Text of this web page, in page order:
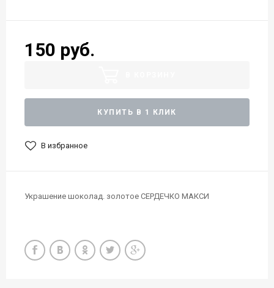
150 руб.
КУПИТЬ В 1 КЛИК
В избранное
Украшение шоколад. золотое СЕРДЕЧКО МАКСИ